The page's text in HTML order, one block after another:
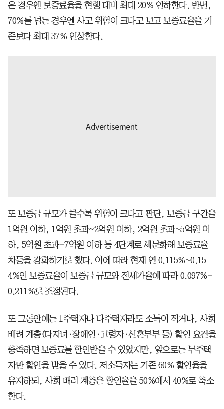
은 경우엔 보증료율을 현행 대비 최대 20% 인하한다. 반면,
70%를 넘는 경우엔 사고 위험이 크다고 보고 보증료율을 기
존보다 최대 37% 인상한다.
또 보증금 규모가 클수록 위험이 크다고 판단, 보증금 구간을
1억원 이하, 1억원 초과~2억원 이하, 2억원 초과~5억원 이
하, 5억원 초과~7억원 이하 등 4단계로 세분화해 보증료율
차등을 강화하기로 했다. 이에 따라 현재 연 0.115%~0.15
4%인 보증료율이 보증금 규모와 전세가율에 따라 0.097%~
0.211%로 조정된다.
또 그동안에는 1주택자나 다주택자라도 소득이 적거나, 사회
배려 계층(다자녀·장애인·고령자·신혼부부 등) 할인 요건을
충족하면 보증료를 할인받을 수 있었지만, 앞으로는 무주택
자만 할인을 받을 수 있다. 저소득자는 기존 60% 할인율을
유지하되, 사회 배려 계층은 할인율을 50%에서 40%로 축소
한다.